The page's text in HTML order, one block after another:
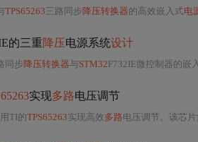
TPS65263三路同步降压转换器的高效嵌入式电
的三重降压电源系统设计
同步降压转换器与STM32F732IE微控制器的嵌
实现多路电压调节
TI的TPS65263实现高效多路电压调节。该芯